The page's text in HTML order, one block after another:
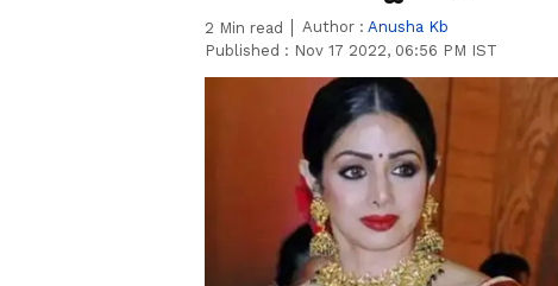
2 Min read Author : Anusha Kb
Published : Nov 17 2022, 06:56 PM IST